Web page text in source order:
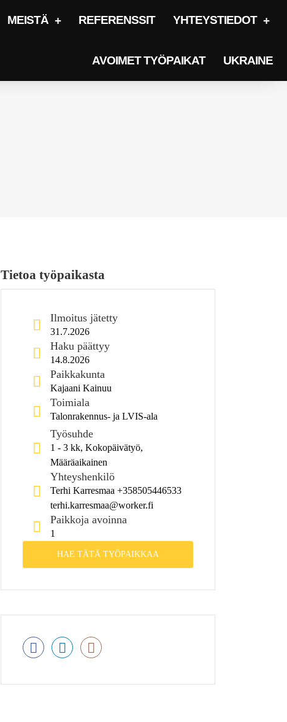
MEISTÄ REFERENSSIT YHTEYSTIEDOT
AVOIMET TYÖPAIKAT UKRAINE
Tietoa työpaikasta
Ilmoitus jätetty
31.7.2026
Haku päättyy
14.8.2026
Paikkakunta
Kajaani Kainuu
Toimiala
Talonrakennus- ja LVIS-ala
Työsuhde
1 - 3 kk, Kokopäivätyö,
Määräaikainen
Yhteyshenkilö
Terhi Karresmaa +358505446533
terhi.karresmaa@worker.fi
Paikkoja avoinna
1
HAE TÄTÄ TYÖPAIKKAA